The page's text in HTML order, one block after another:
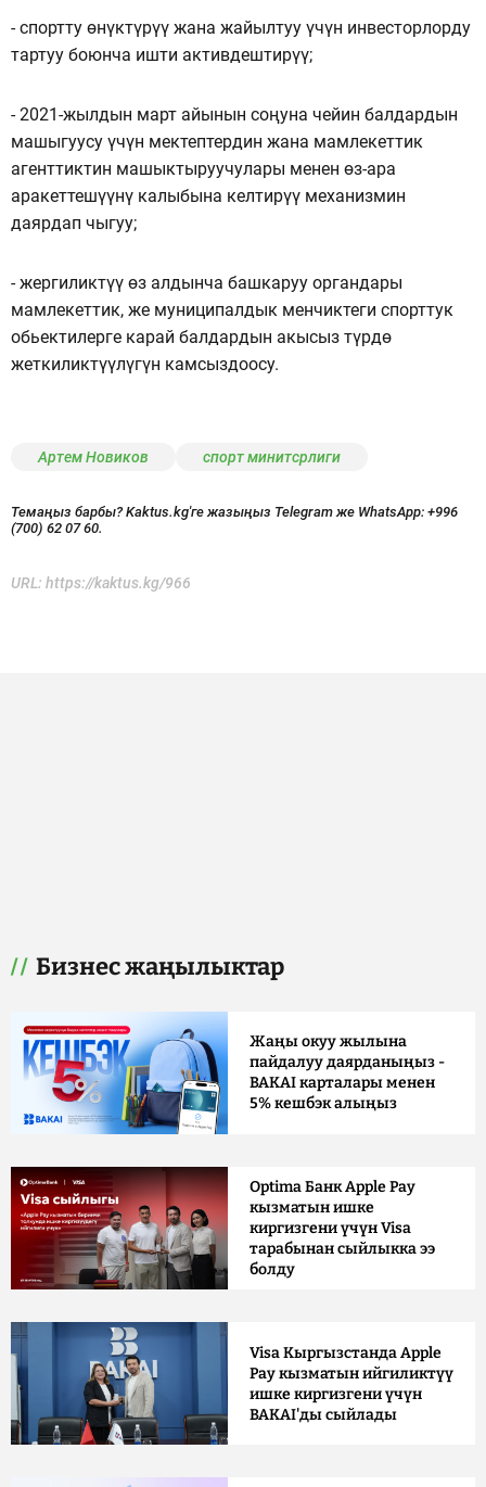
- спортту өнүктүрүү жана жайылтуу үчүн инвесторлорду
тартуу боюнча ишти активдештирүү;
- 2021-жылдын март айынын соңуна чейин балдардын
машыгуусу үчүн мектептердин жана мамлекеттик
агенттиктин машыктыруучулары менен өз-ара
аракеттешүүнү калыбына келтирүү механизмин
даярдап чыгуу;
- жергиликтүү өз алдынча башкаруу органдары
мамлекеттик, же муниципалдык менчиктеги спорттук
обьектилерге карай балдардын акысыз түрдө
жеткиликтүүлүгүн камсыздоосу.
Артем Новиков спорт минитсрлиги
Темаңыз барбы? Kaktus.kg'ге жазыңыз Telegram же WhatsApp: +996
(700) 62 07 60.
URL: https://kaktus.kg/966
Бизнес жаңылыктар
Жаңы окуу жылына
пайдалуу даярданыңыз -
BAKAI карталары менен
5% кешбэк алыңыз
Optima Банк Apple Pay
кызматын ишке
киргизгени үчүн Visa
тарабынан сыйлыкка ээ
болду
Visa Кыргызстанда Apple
Pay кызматын ийгиликтүү
ишке киргизгени үчүн
BAKAI'ды сыйлады